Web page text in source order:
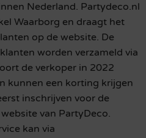
Nederland. Partydeco.nl
Waarborg en draagt het
op de website. De
worden verzameld via
de verkoper in 2022
kunnen een korting krijgen
inschrijven voor de
van PartyDeco.
kan via